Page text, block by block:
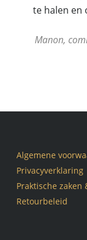
te halen en
Manon,
Algemene
Privacyverklaring
Praktische zaken
Retourbeleid